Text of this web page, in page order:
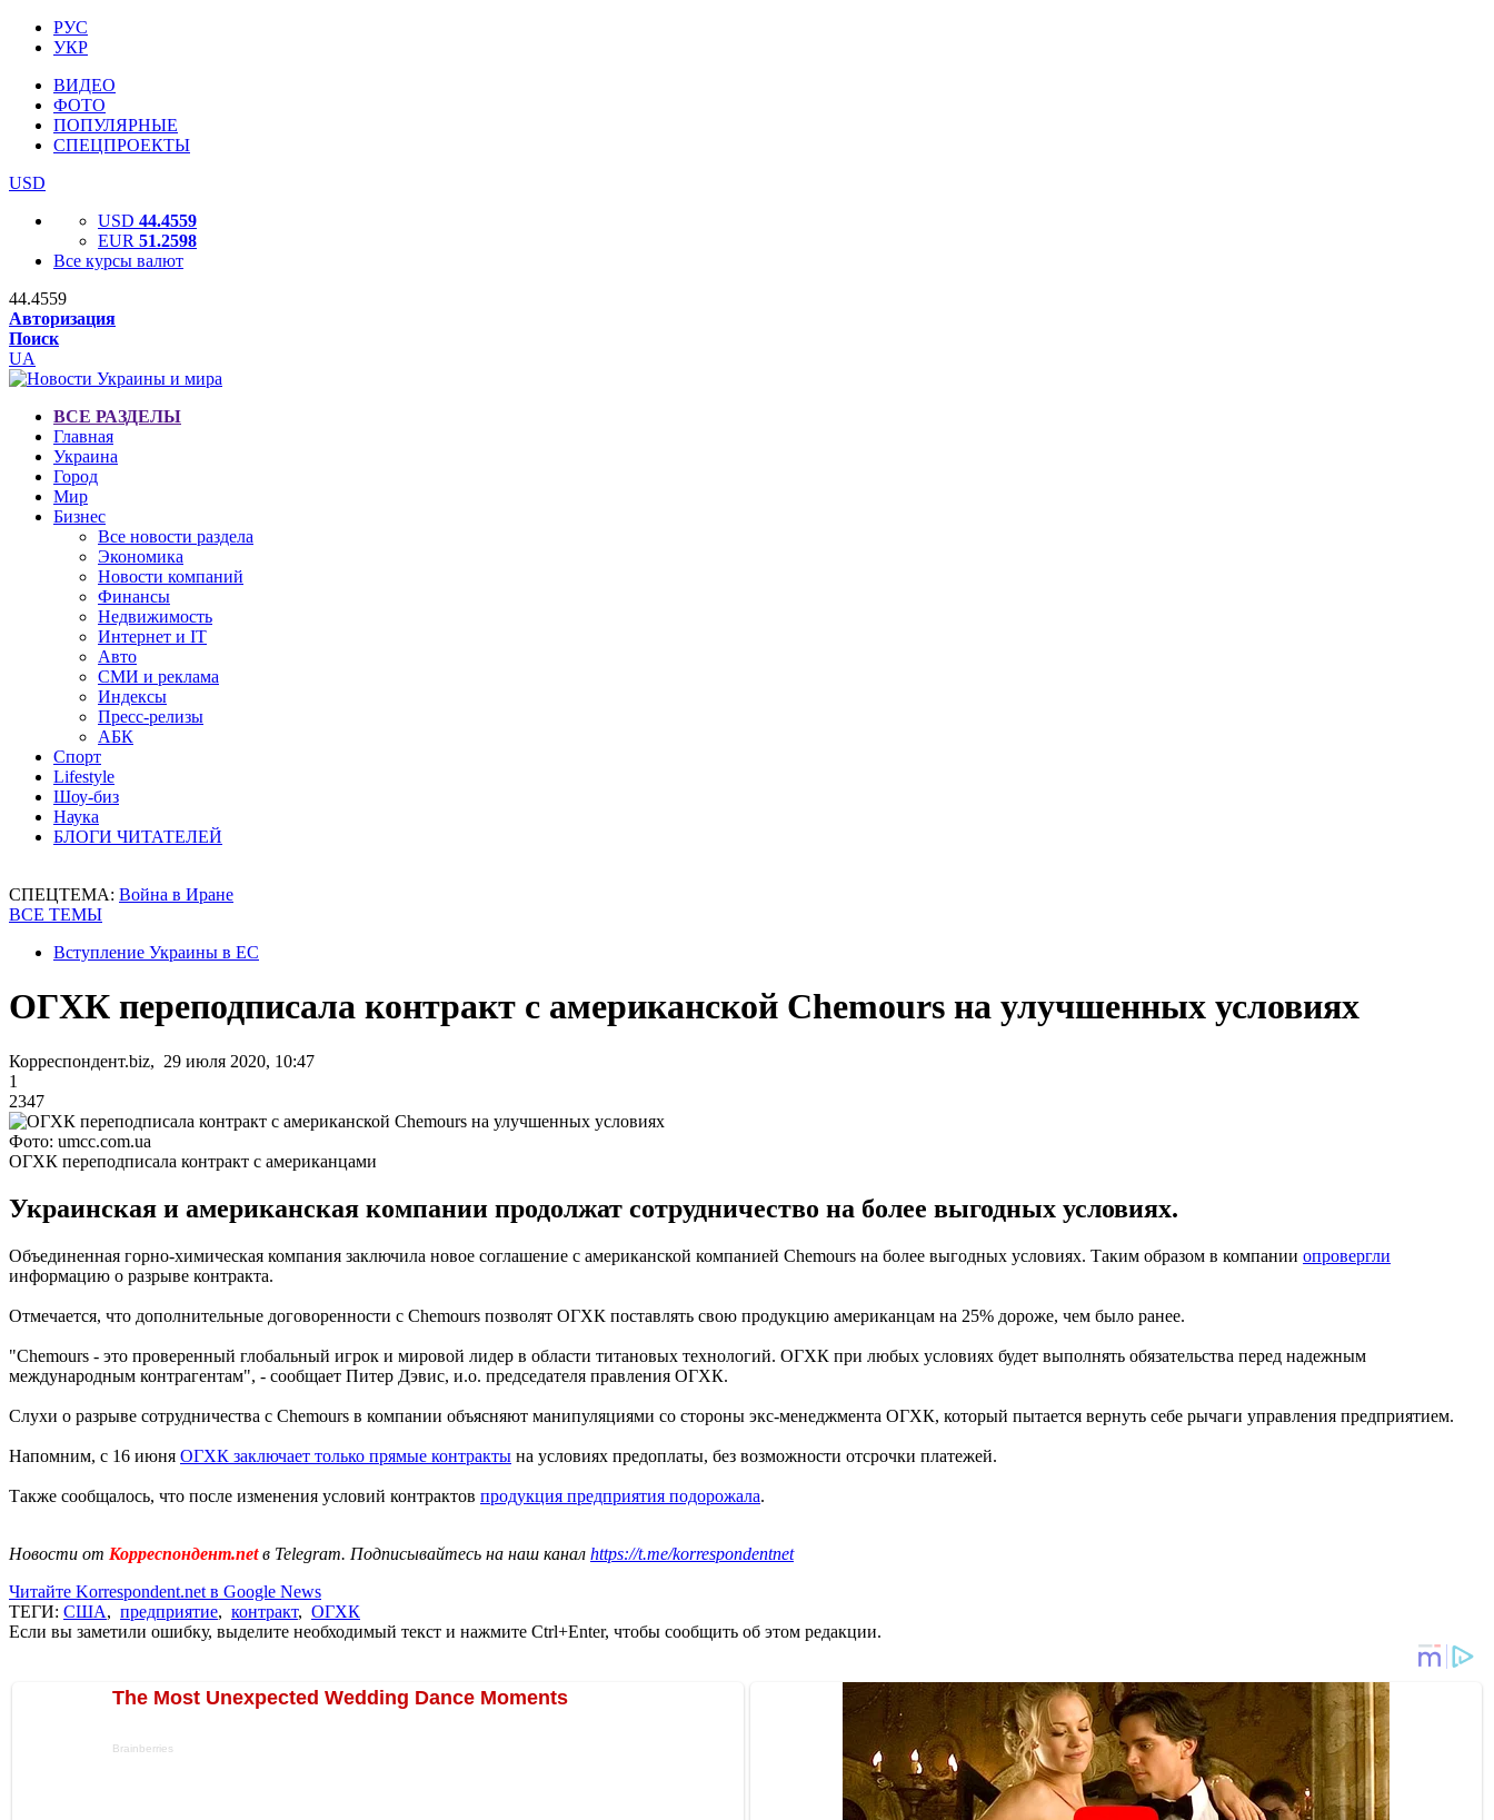
РУС
УКР
ВИДЕО
ФОТО
ПОПУЛЯРНЫЕ
СПЕЦПРОЕКТЫ
USD
USD 44.4559
EUR 51.2598
Все курсы валют
44.4559
Авторизация
Поиск
UA
ВСЕ РАЗДЕЛЫ
Главная
Украина
Город
Мир
Бизнес
Все новости раздела
Экономика
Новости компаний
Финансы
Недвижимость
Интернет и IT
Авто
СМИ и реклама
Индексы
Пресс-релизы
АБК
Спорт
Lifestyle
Шоу-биз
Наука
БЛОГИ ЧИТАТЕЛЕЙ
СПЕЦТЕМА: Война в Иране
ВСЕ ТЕМЫ
Вступление Украины в ЕС
ОГХК переподписала контракт с американской Chemours на улучшенных условиях
Корреспондент.biz, 29 июля 2020, 10:47
1
2347
Фото: umcc.com.ua
ОГХК переподписала контракт с американцами
Украинская и американская компании продолжат сотрудничество на более выгодных условиях.
Объединенная горно-химическая компания заключила новое соглашение с американской компанией Chemours на более выгодных условиях. Таким образом в компании опровергли
информацию о разрыве контракта.
Отмечается, что дополнительные договоренности с Chemours позволят ОГХК поставлять свою продукцию американцам на 25% дороже, чем было ранее.
"Chemours - это проверенный глобальный игрок и мировой лидер в области титановых технологий. ОГХК при любых условиях будет выполнять обязательства перед надежным
международным контрагентам", - сообщает Питер Дэвис, и.о. председателя правления ОГХК.
Слухи о разрыве сотрудничества с Chemours в компании объясняют манипуляциями со стороны экс-менеджмента ОГХК, который пытается вернуть себе рычаги управления предприятием.
Напомним, с 16 июня ОГХК заключает только прямые контракты на условиях предоплаты, без возможности отсрочки платежей.
Также сообщалось, что после изменения условий контрактов продукция предприятия подорожала.
Новости от Корреспондент.netв Telegram. Подписывайтесь на наш канал https://t.me/korrespondentnet
Читайте Korrespondent.net в Google News
ТЕГИ: США, предприятие, контракт, ОГХК
Если вы заметили ошибку, выделите необходимый текст и нажмите Ctrl+Enter, чтобы сообщить об этом редакции.